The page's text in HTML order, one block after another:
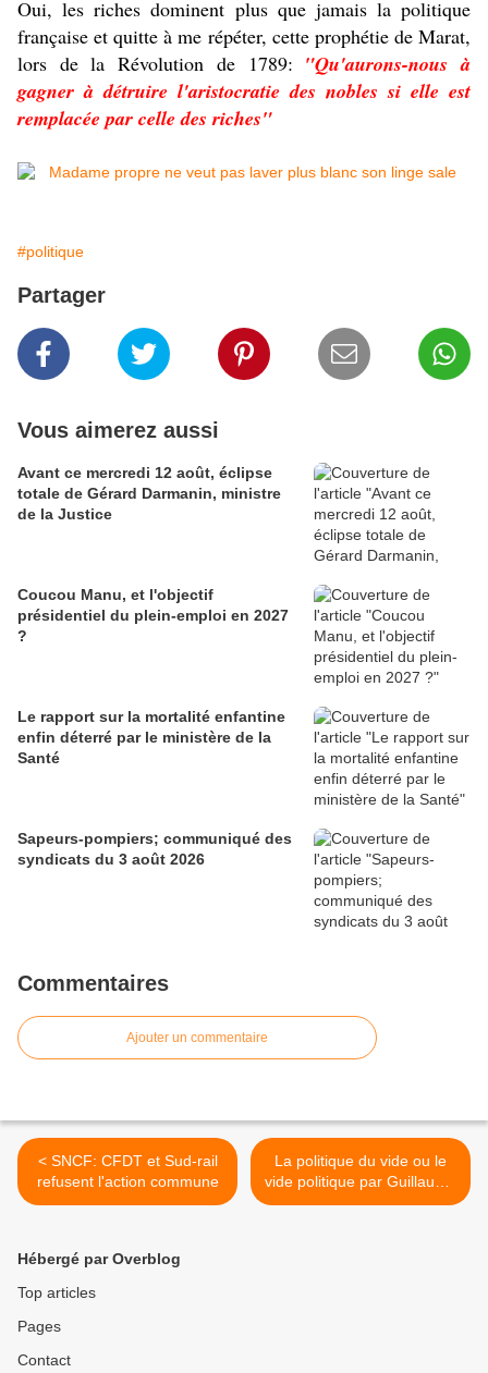
Oui, les riches dominent plus que jamais la politique
française et quitte à me répéter, cette prophétie de Marat,
lors de la Révolution de 1789: "Qu'aurons-nous à
gagner à détruire l'aristocratie des nobles si elle est
remplacée par celle des riches"
#politique
Partager
Vous aimerez aussi
Avant ce mercredi 12 août, éclipse
totale de Gérard Darmanin, ministre
de la Justice
Coucou Manu, et l'objectif
présidentiel du plein-emploi en 2027
?
Le rapport sur la mortalité enfantine
enfin déterré par le ministère de la
Santé
Sapeurs-pompiers; communiqué des
syndicats du 3 août 2026
Commentaires
Ajouter un commentaire
< SNCF: CFDT et Sud-rail
refusent l'action commune
La politique du vide ou le
vide politique par Guillaume
Sayon >
Hébergé par Overblog
Top articles
Pages
Contact